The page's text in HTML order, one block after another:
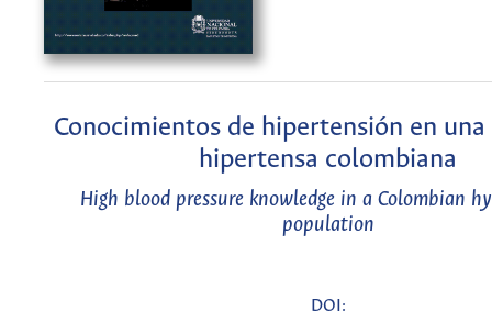
Conocimientos de hipertensión en
hipertensa colombiana
High blood pressure knowledge in a Colombian
population
DOI: